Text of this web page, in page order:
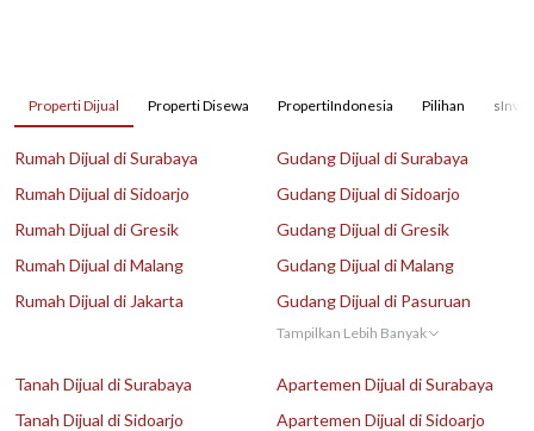
Properti Dijual Properti Disewa PropertiIndonesia Pilihan
Rumah Dijual di Surabaya
Rumah Dijual di Sidoarjo
Rumah Dijual di Gresik
Rumah Dijual di Malang
Rumah Dijual di Jakarta
Gudang Dijual di Surabaya
Gudang Dijual di Sidoarjo
Gudang Dijual di Gresik
Gudang Dijual di Malang
Gudang Dijual di Pasuruan
Tampilkan Lebih Banyak
Tanah Dijual di Surabaya
Tanah Dijual di Sidoarjo
Apartemen Dijual di Surabaya
Apartemen Dijual di Sidoarjo